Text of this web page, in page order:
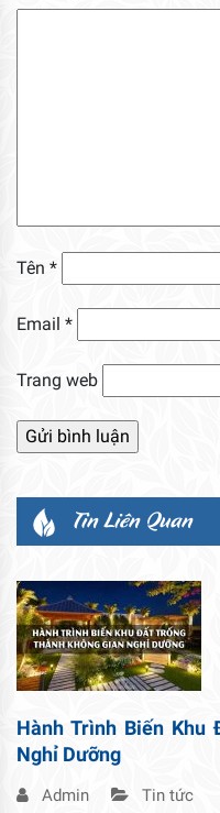
Tên *
Email *
Trang web
Tin Liên Quan
Hành Trình Biến Khu
Nghỉ Dưỡng
Admin Tin tức